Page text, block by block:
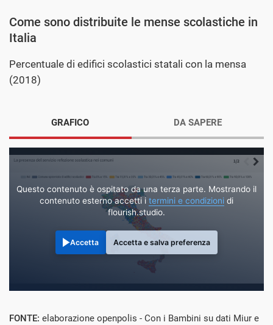
Come sono distribuite le mense scolastiche in
Italia
Percentuale di edifici scolastici statali con la mensa
(2018)
GRAFICO
Questo contenuto è ospitato da una terza parte. Mostrando il
contenuto esterno accetti i termini e condizioni di
flourish.studio.
Accetta Accetta e salva preferenza
DA SAPERE
FONTE: elaborazione openpolis - Con i Bambini su dati Miur e